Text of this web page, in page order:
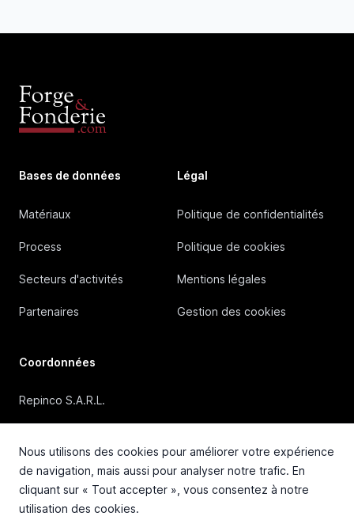
Nous utilisons des cookies pour améliorer votre expérience
de navigation, mais aussi pour analyser notre trafic. En
cliquant sur « Tout accepter », vous consentez à notre
utilisation des cookies.
Bases de données
Matériaux
Process
Secteurs d'activités
Partenaires
Légal
Politique de confidentialités
Politique de cookies
Mentions légales
Gestion des cookies
Coordonnées
Repinco S.A.R.L.
+33 4 72 36 87 87
contact@repinco.com